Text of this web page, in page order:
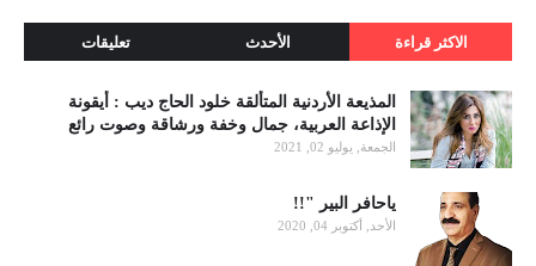
الاكثر قراءة الأحدث تعليقات
المذيعة الأردنية المتألقة خلود الحاج ديب : أيقونة
الإذاعة العربية، جمال وخفة ورشاقة وصوت رائع
الجمعة, يوليو 02, 2021
ياحافر البير "!!
الأحد, أكتوبر 04, 2020